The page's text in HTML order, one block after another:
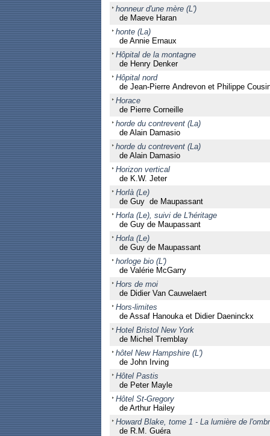
honneur d'une mère (L')
de Maeve Haran
honte (La)
de Annie Ernaux
Hôpital de la montagne
de Henry Denker
Hôpital nord
de Jean-Pierre Andrevon et Philippe
Horace
de Pierre Corneille
horde du contrevent (La)
de Alain Damasio
horde du contrevent (La)
de Alain Damasio
Horizon vertical
de K.W. Jeter
Horlà (Le)
de Guy de Maupassant
Horla (Le), suivi de L'héritage
de Guy de Maupassant
Horla (Le)
de Guy de Maupassant
horloge bio (L')
de Valérie McGarry
Hors de moi
de Didier Van Cauwelaert
Hors-limites
de Assaf Hanouka et Didier Daeninckx
Hotel Bristol New York
de Michel Tremblay
hôtel New Hampshire (L')
de John Irving
Hôtel Pastis
de Peter Mayle
Hôtel St-Gregory
de Arthur Hailey
Howard Blake, tome 1 - La lumière de
de R.M. Guéra